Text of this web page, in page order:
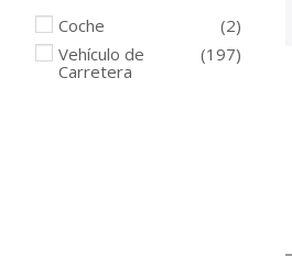
Coche
2
Vehículo de
Carretera
197